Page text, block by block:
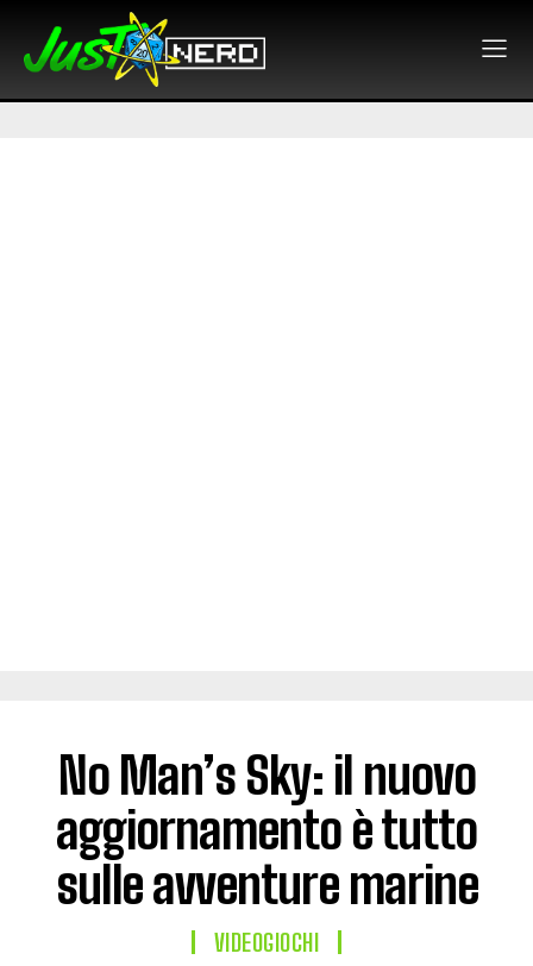
No Man’s Sky: il nuovo
aggiornamento è tutto
sulle avventure marine
VIDEOGIOCHI